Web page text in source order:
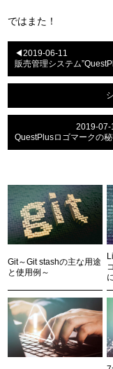
ではまた！
◀2019-06-11
販売管理システム
2019-
QuestPlusロゴマークの秘
Git～Git stashの主な用途
と使用例～